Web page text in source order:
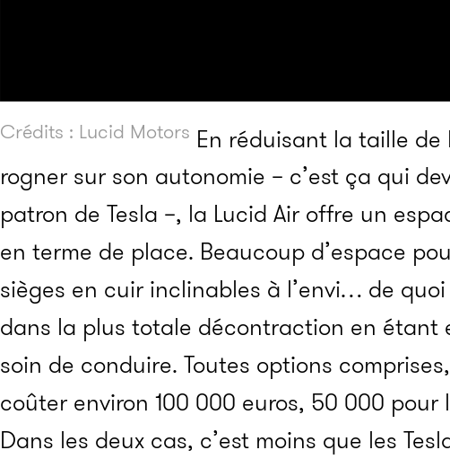
Crédits : Lucid Motors En réduisant la taille
rogner sur son autonomie – c’est ça qui
patron de Tesla –, la Lucid Air offre un
en terme de place. Beaucoup d’espace
sièges en cuir inclinables à l’envi… de
dans la plus totale décontraction en étant
soin de conduire. Toutes options
coûter environ 100 000 euros, 50 000 pour
Dans les deux cas, c’est moins que les